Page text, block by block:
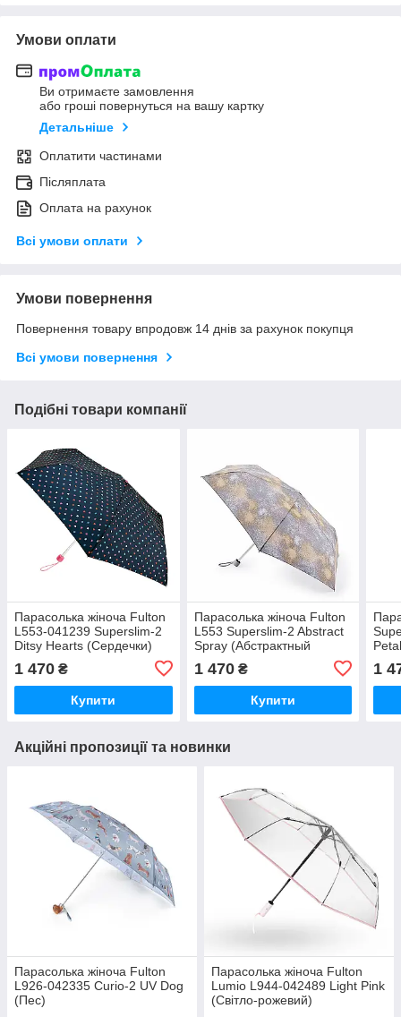
Умови оплати
Ви отримаєте замовлення
або гроші повернуться на вашу картку
Детальніше
Оплатити частинами
Післяплата
Оплата на рахунок
Всі умови оплати
Умови повернення
Повернення товару впродовж 14 днів за рахунок покупця
Всі умови повернення
Подібні товари компанії
Парасолька жіноча Fulton
L553-041239 Superslim-2
Ditsy Hearts (Сердечки)
1 470 ₴
Купити
Парасолька жіноча Fulton
L553 Superslim-2 Abstract
Spray (Абстрактный
1 470₴
Купити
1
Акційні пропозиції та новинки
Парасолька жіноча Fulton
L926-042335 Curio-2 UV Dog
(Пес)
Парасолька жіноча Fulton
Lumio L944-042489 Light Pink
(Світло-рожевий)